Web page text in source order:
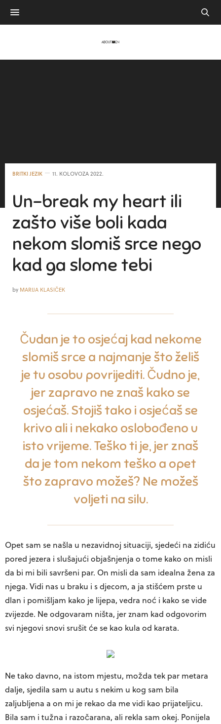
BRITKI JEZIK 11. KOLOVOZA 2022.
Un-break my heart ili
zašto više boli kada
nekom slomiš srce nego
kad ga slome tebi
by MARIJA KLASIČEK
Čudan je to osjećaj kad nekome
slomiš srce a najmanje što želiš
je tu osobu povrijediti. Čudno je,
jer zapravo ne znaš kako se
osjećaš. Stojiš tako i osjećaš se
krivo ali i nekako oslobođeno u
isto vrijeme. Teško ti je, jer znaš
da je tom nekom teško a opet
što zapravo možeš? Ne možeš
voljeti na silu.
Opet sam se našla u nezavidnoj situaciji, sjedeći na zidiću
pored jezera i slušajući objašnjenja o tome kako on misli
da bi mi bili savršeni par. On misli da sam idealna žena za
njega. Vidi nas u braku i s djecom, a ja stišćem prste u
dlan i pomišljam kako je lijepa, vedra noć i kako se vide
zvijezde. Ne odgovaram ništa, jer znam kad odgovorim
svi njegovi snovi srušit će se kao kula od karata.
Ne tako davno, na istom mjestu, možda tek par metara
dalje, sjedila sam u autu s nekim u kog sam bila
zaljubljena a on mi je rekao da me vidi kao prijateljicu.
Bila sam i tužna i razočarana, ali rekla sam okej. Ponijela